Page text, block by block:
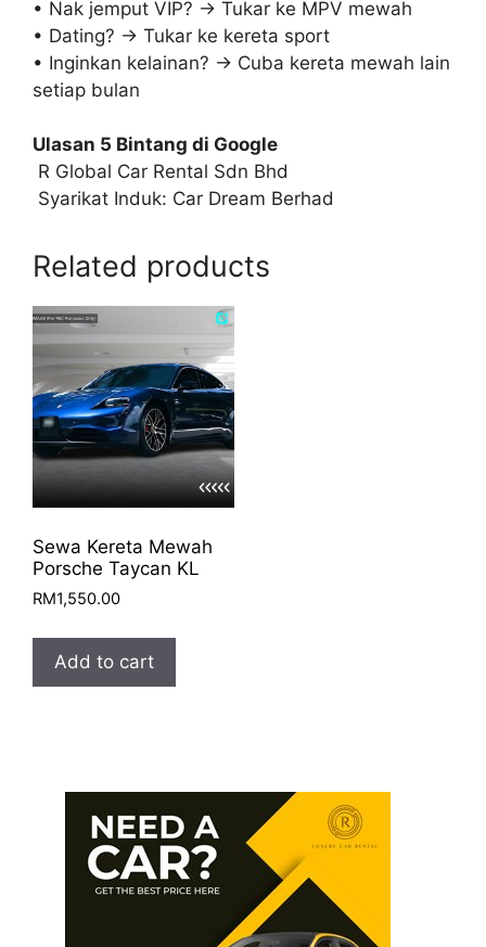
• Nak jemput VIP? → Tukar ke MPV mewah
• Dating? → Tukar ke kereta sport
• Inginkan kelainan? → Cuba kereta mewah lain
setiap bulan
Ulasan 5 Bintang di Google
R Global Car Rental Sdn Bhd
Syarikat Induk: Car Dream Berhad
Related products
Sewa Kereta Mewah
Porsche Taycan KL
RM1,550.00
Add to cart